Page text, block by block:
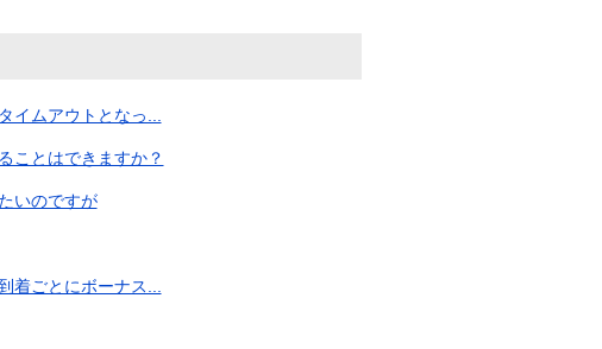
イムアウトとなっ...
ことはできますか？
いのですが
着ごとにボーナス...